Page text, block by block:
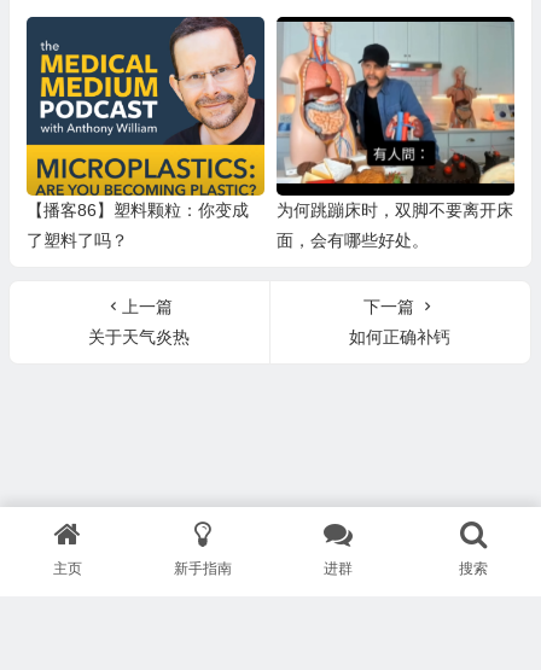
【播客86】塑料颗粒：你变成
了塑料了吗？
为何跳蹦床时，双脚不要离开床
面，会有哪些好处。
上一篇
关于天气炎热
下一篇
如何正确补钙
主页 新手指南 进群 搜索